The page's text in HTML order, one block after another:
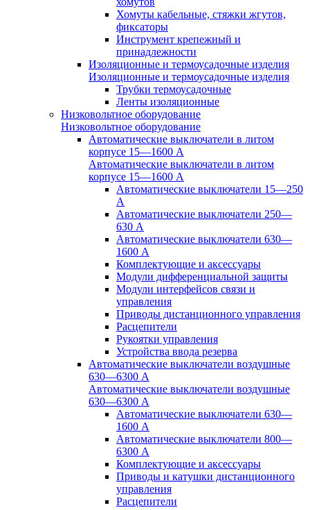
Хомуты кабельные, стяжки жгутов,
фиксаторы
Инструмент крепежный и
принадлежности
Изоляционные и термоусадочные изделия
Изоляционные и термоусадочные изделия
Трубки термоусадочные
Ленты изоляционные
Низковольтное оборудование
Низковольтное оборудование
Автоматические выключатели в литом
корпусе 15—1600 А
Автоматические выключатели в литом
корпусе 15—1600 А
Автоматические выключатели 15—250
А
Автоматические выключатели 250—
630 А
Автоматические выключатели 630—
1600 А
Комплектующие и аксессуары
Модули дифференциальной защиты
Модули интерфейсов связи и
управления
Приводы дистанционного управления
Расцепители
Рукоятки управления
Устройства ввода резерва
Автоматические выключатели воздушные
630—6300 А
Автоматические выключатели воздушные
630—6300 А
Автоматические выключатели 630—
1600 А
Автоматические выключатели 800—
6300 А
Комплектующие и аксессуары
Приводы и катушки дистанционного
управления
Расцепители